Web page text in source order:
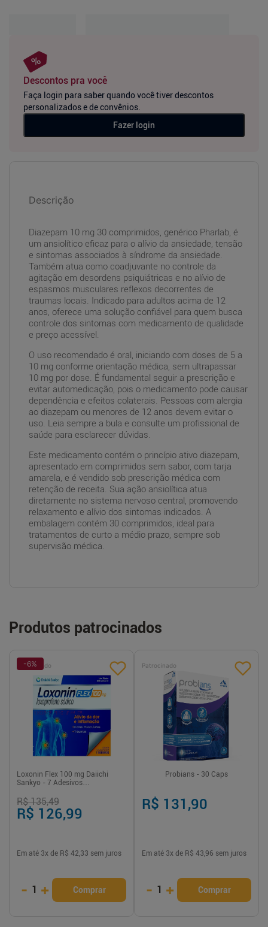
Descontos pra você
Faça login para saber quando você tiver descontos
personalizados e de convênios.
Fazer login
Descrição
Diazepam 10 mg 30 comprimidos, genérico Pharlab, é
um ansiolítico eficaz para o alívio da ansiedade, tensão
e sintomas associados à síndrome da ansiedade.
Também atua como coadjuvante no controle da
agitação em desordens psiquiátricas e no alívio de
espasmos musculares reflexos decorrentes de
traumas locais. Indicado para adultos acima de 12
anos, oferece uma solução confiável para quem busca
controle dos sintomas com medicamento de qualidade
e preço acessível.
O uso recomendado é oral, iniciando com doses de 5 a
10 mg conforme orientação médica, sem ultrapassar
10 mg por dose. É fundamental seguir a prescrição e
evitar automedicação, pois o medicamento pode causar
dependência e efeitos colaterais. Pessoas com alergia
ao diazepam ou menores de 12 anos devem evitar o
uso. Leia sempre a bula e consulte um profissional de
saúde para esclarecer dúvidas.
Este medicamento contém o princípio ativo diazepam,
apresentado em comprimidos sem sabor, com tarja
amarela, e é vendido sob prescrição médica com
retenção de receita. Sua ação ansiolítica atua
diretamente no sistema nervoso central, promovendo
relaxamento e alívio dos sintomas indicados. A
embalagem contém 30 comprimidos, ideal para
tratamentos de curto a médio prazo, sempre sob
supervisão médica.
Produtos patrocinados
Patrocinado
-6%
Loxonin Flex 100 mg Daiichi
Sankyo - 7 Adesivos
R$ 135,49
R$ 126,99
Em até 3x de R$ 42,33 sem juros
- 1 + Comprar
Patrocinado
Probians - 30 Caps
R$ 131,90
Em até 3x de R$ 43,96 sem juros
- 1 + Comprar